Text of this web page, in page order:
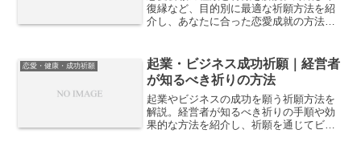
復縁など、目的別に最適な祈願方法を紹
介し、あなたに合った恋愛成就の方法を
恋愛・健康・成功祈願
起業・ビジネス成功祈願｜経営者
が知るべき祈りの方法
起業やビジネスの成功を願う祈願方法を
解説。経営者が知るべき祈りの手順や効
果的な方法を紹介し、祈願を通じてビジ